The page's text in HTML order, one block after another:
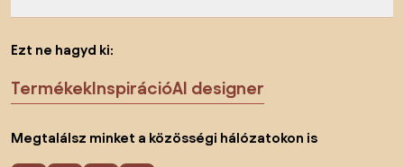
Ezt ne hagyd ki:
TermékekInspirációAI designer
Megtalálsz minket a közösségi hálózatokon is